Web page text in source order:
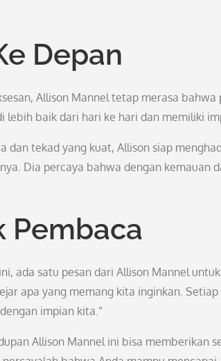
Depan
Allison Mannel tetap merasa
lebih baik dari hari ke hari dan memiliki
dan tekad yang kuat, Allison siap
Dia percaya bahwa dengan kemauan
Pembaca
ada satu pesan dari Allison Mannel
apa yang memang kita inginkan.
impian kita.”
Allison Mannel ini bisa memberikan